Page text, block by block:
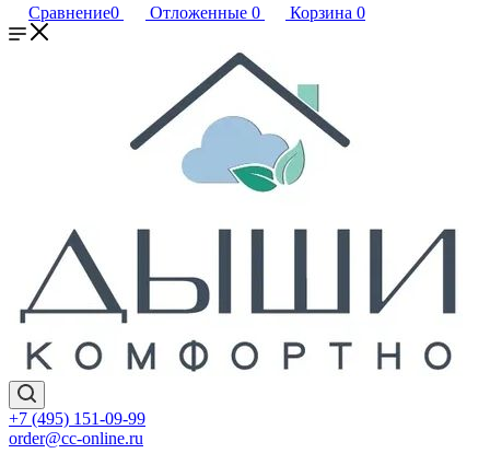
Сравнение0 Отложенные 0 Корзина 0
+7 (495) 151-09-99
order@cc-online.ru